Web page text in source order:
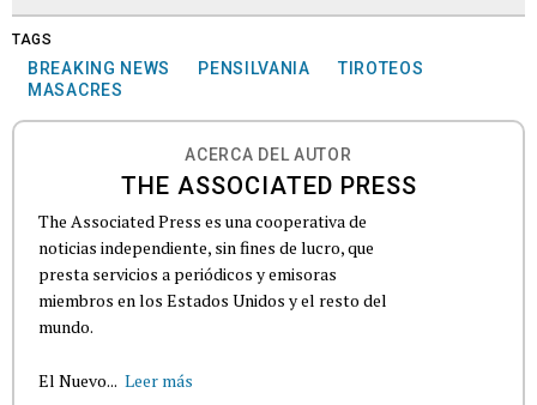
TAGS
BREAKING NEWS PENSILVANIA
TIROTEOS
MASACRES
ACERCA DEL AUTOR
THE ASSOCIATED PRESS
The Associated Press es una cooperativa de
noticias independiente, sin fines de lucro, que
presta servicios a periódicos y emisoras
miembros en los Estados Unidos y el resto del
mundo.
El Nuevo... Leer más